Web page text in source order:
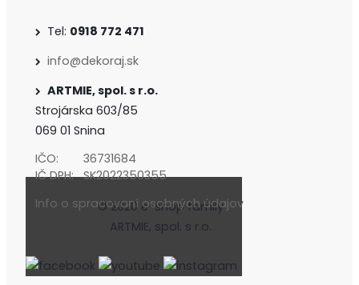
Tel: 0918 772 471
info@dekoraj.sk
ARTMIE, spol. s r.o.
Strojárska 603/85
069 01 Snina
IČO:
36731684
IČ DPH: SK2022350355
Info o spracovaní osobných údajov
© 2020 e-shop family
ARTMIE, spol. s r.o.